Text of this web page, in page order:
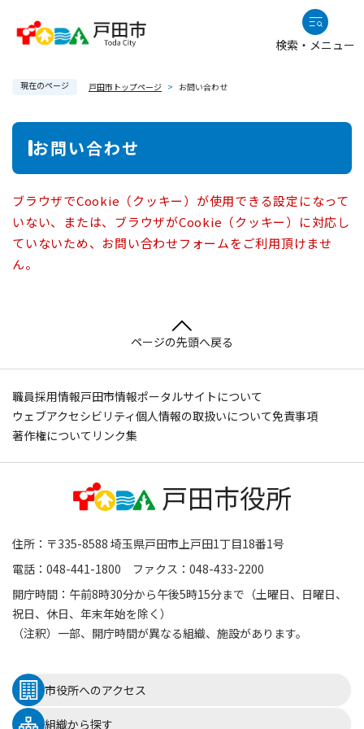
検索・メニュー
現在のページ 戸田市トップページ > お問い合わせ
本
お問い合わせ
ブラウザでCookie（クッキー）が使用できる設定になって
いない、または、ブラウザがCookie（クッキー）に対応し
ていないため、お問い合わせフォームをご利用頂けませ
ん。
ページの先頭へ戻る
職員採用情報戸田市情報ポータルサイトについて
ウェブアクセシビリティ個人情報の取扱いについて免責事項
著作権について リンク集
住所：〒335-8588 埼玉県戸田市上戸田1丁目18番1号
電話：048-441-1800 ファクス：048-433-2200
開庁時間：午前8時30分から午後5時15分まで（土曜日、日曜日、
祝日、休日、年末年始を除く）
（注釈）一部、開庁時間が異なる組織、施設があります。
市役所へのアクセス
組織から探す